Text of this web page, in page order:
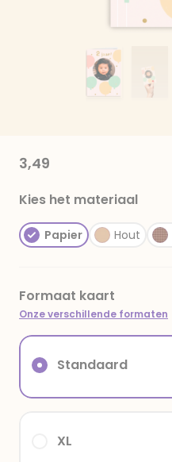
3,49
Kies het materiaal
Papier Hout
Formaat kaart
Onze verschillende formaten
XL
Standaard